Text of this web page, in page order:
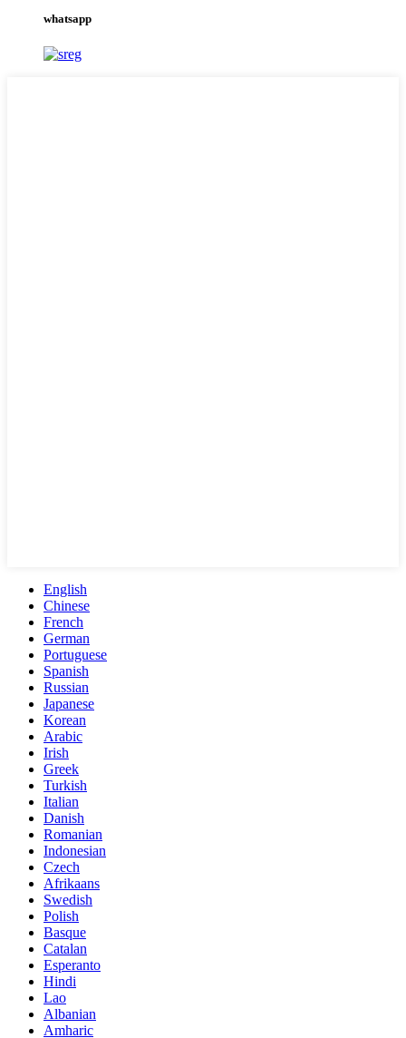
whatsapp
English
Chinese
French
German
Portuguese
Spanish
Russian
Japanese
Korean
Arabic
Irish
Greek
Turkish
Italian
Danish
Romanian
Indonesian
Czech
Afrikaans
Swedish
Polish
Basque
Catalan
Esperanto
Hindi
Lao
Albanian
Amharic